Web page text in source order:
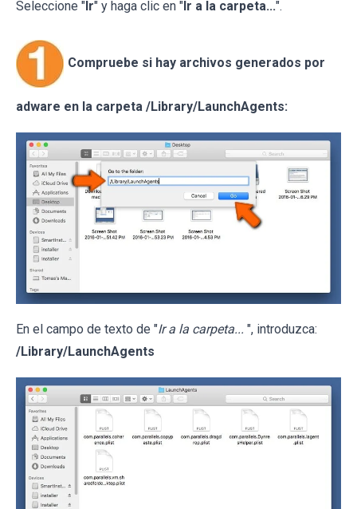
Seleccione "Ir" y haga clic en "Ir a la carpeta...".
Compruebe si hay archivos generados por
adware en la carpeta /Library/LaunchAgents:
En el campo de texto de "Ir a la carpeta... ", introduzca:
/Library/LaunchAgents